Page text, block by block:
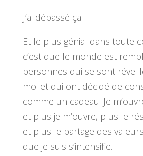
J’ai dépassé ça.
Et le plus génial dans toute
c’est que le monde est
personnes qui se sont
moi et qui ont décidé de
comme un cadeau. Je
et plus je m’ouvre, plus le
et plus le partage des
que je suis s’intensifie.